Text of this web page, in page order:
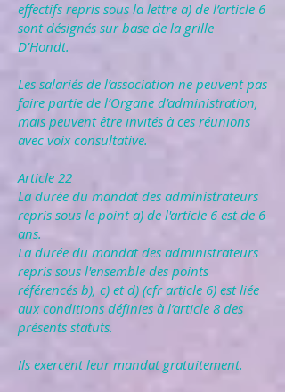
effectifs repris sous la lettre a) de l’article 6
sont désignés sur base de la grille
D’Hondt.
Les salariés de l’association ne peuvent pas
faire partie de l’Organe d’administration,
mais peuvent être invités à ces réunions
avec voix consultative.
Article 22
La durée du mandat des administrateurs
repris sous le point a) de l'article 6 est de 6
ans.
La durée du mandat des administrateurs
repris sous l'ensemble des points
référencés b), c) et d) (cfr article 6) est liée
aux conditions définies à l’article 8 des
présents statuts.
Ils exercent leur mandat gratuitement.